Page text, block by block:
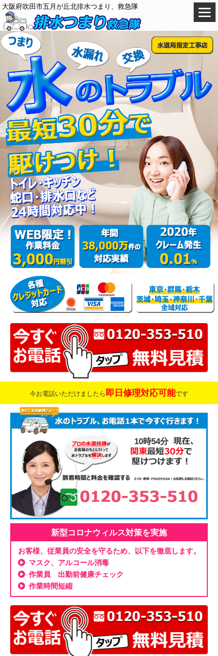
大阪府吹田市五月が丘北排水つまり、救急隊
今お電話いただけましたら 即日修理対応可能です
10時54分
新型コロナウィルス対策を実施
お客様、従業員の安全を守るため、以下を徹底します。
マスク、アルコール消毒
作業員 出勤前健康チェック
作業時間短縮